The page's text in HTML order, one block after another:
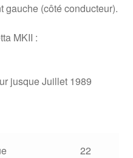
gauche (côté conducteur).
MKII :
jusque Juillet 1989
22